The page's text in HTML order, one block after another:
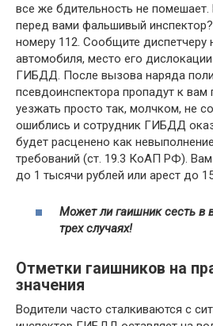
все же бдительность не
перед вами фальшивый
номеру 112. Сообщите диспетчеру
автомобиля, место его
ГИБДД. После вызова наряда
псевдоинспектора пропадут к вам
уезжать просто так, молчком, не
ошиблись и сотрудник ГИБДД
будет расценено как
требований (ст. 19.3 КоАП РФ).
до 1 тысячи рублей или арест до
Может ли гаишник сесть в
трех случаях!
Отметки гаишников на
значения
Водители часто сталкиваются с